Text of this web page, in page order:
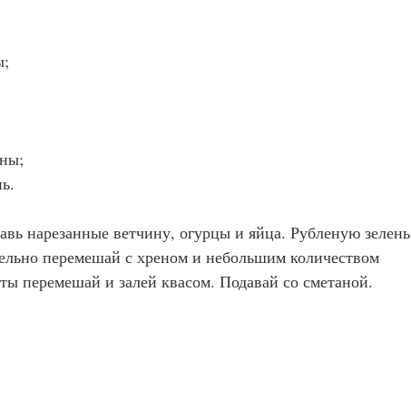
нарезанные ветчину, огурцы и яйца. Рубленую зелень
перемешай с хреном и небольшим количеством
перемешай и залей квасом. Подавай со сметаной.